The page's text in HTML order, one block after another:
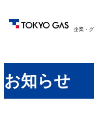
企業・
お知らせ